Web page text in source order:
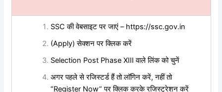
SSC की वेबसाइट पर जाएं – https://ssc.gov.in
(Apply) सेक्शन पर क्लिक करें
Selection Post Phase XIII वाले लिंक को चुनें
अगर पहले से रजिस्टर्ड हैं तो लॉगिन करें, नहीं तो
“Register Now” पर क्लिक करके रजिस्ट्रेशन करें